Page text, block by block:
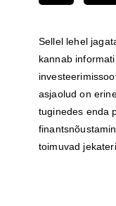
Sellel lehel
kannab
asjaolud on
tuginedes enda
toimuvad